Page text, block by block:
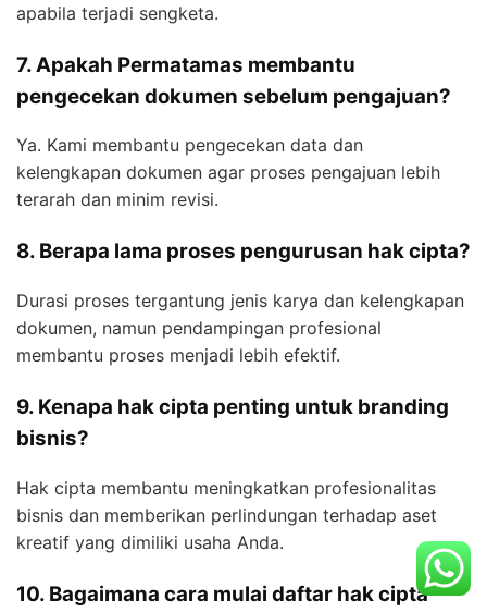
apabila terjadi sengketa.
7. Apakah Permatamas membantu
pengecekan dokumen sebelum pengajuan?
Ya. Kami membantu pengecekan data dan
kelengkapan dokumen agar proses pengajuan lebih
terarah dan minim revisi.
8. Berapa lama proses pengurusan hak cipta?
Durasi proses tergantung jenis karya dan kelengkapan
dokumen, namun pendampingan profesional
membantu proses menjadi lebih efektif.
9. Kenapa hak cipta penting untuk branding
bisnis?
Hak cipta membantu meningkatkan profesionalitas
bisnis dan memberikan perlindungan terhadap aset
kreatif yang dimiliki usaha Anda.
10. Bagaimana cara mulai daftar hak cipta